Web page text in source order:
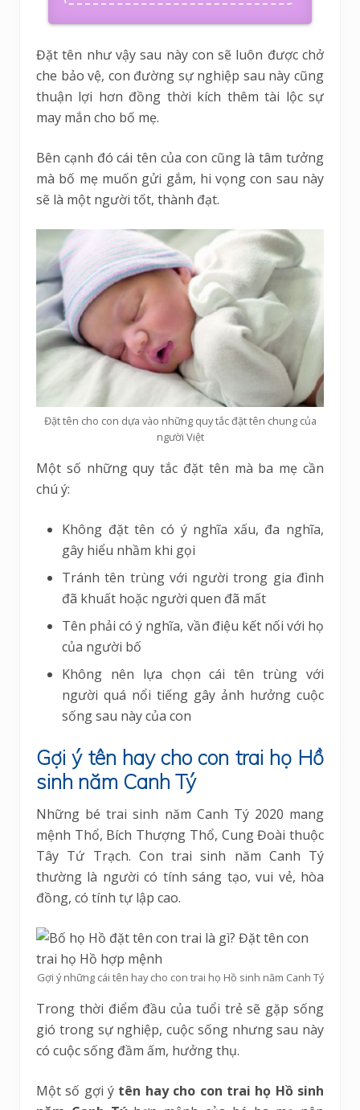
Đặt tên như vậy sau này con sẽ luôn được chở
che bảo vệ, con đường sự nghiệp sau này cũng
thuận lợi hơn đồng thời kích thêm tài lộc sự
may mắn cho bố mẹ.
Bên cạnh đó cái tên của con cũng là tâm tưởng
mà bố mẹ muốn gửi gắm, hi vọng con sau này
sẽ là một người tốt, thành đạt.
Đặt tên cho con dựa vào những quy tắc đặt tên chung của
người Việt
Một số những quy tắc đặt tên mà ba mẹ cần
chú ý:
Không đặt tên có ý nghĩa xấu, đa nghĩa,
gây hiểu nhầm khi gọi
Tránh tên trùng với người trong gia đình
đã khuất hoặc người quen đã mất
Tên phải có ý nghĩa, vần điệu kết nối với họ
của người bố
Không nên lựa chọn cái tên trùng với
người quá nổi tiếng gây ảnh hưởng cuộc
sống sau này của con
Gợi ý tên hay cho con trai họ Hồ
sinh năm Canh Tý
Những bé trai sinh năm Canh Tý 2020 mang
mệnh Thổ, Bích Thượng Thổ, Cung Đoài thuộc
Tây Tứ Trạch. Con trai sinh năm Canh Tý
thường là người có tính sáng tạo, vui vẻ, hòa
đồng, có tính tự lập cao.
Gợi ý những cái tên hay cho con trai họ Hồ sinh năm Canh Tý
Trong thời điểm đầu của tuổi trẻ sẽ gặp sống
gió trong sự nghiệp, cuộc sống nhưng sau này
có cuộc sống đầm ấm, hưởng thụ.
Một số gợi ý tên hay cho con trai họ Hồ sinh